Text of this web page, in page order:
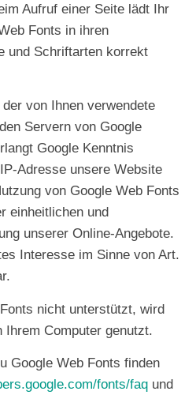
Aufruf einer Seite lädt Ihr
Fonts in ihren
und Schriftarten korrekt
von Ihnen verwendete
Servern von Google
Google Kenntnis
Adresse unsere Website
von Google Web Fonts
einheitlichen und
unserer Online-Angebote.
Interesse im Sinne von Art.
nicht unterstützt, wird
Computer genutzt.
Google Web Fonts finden
fonts/faq und